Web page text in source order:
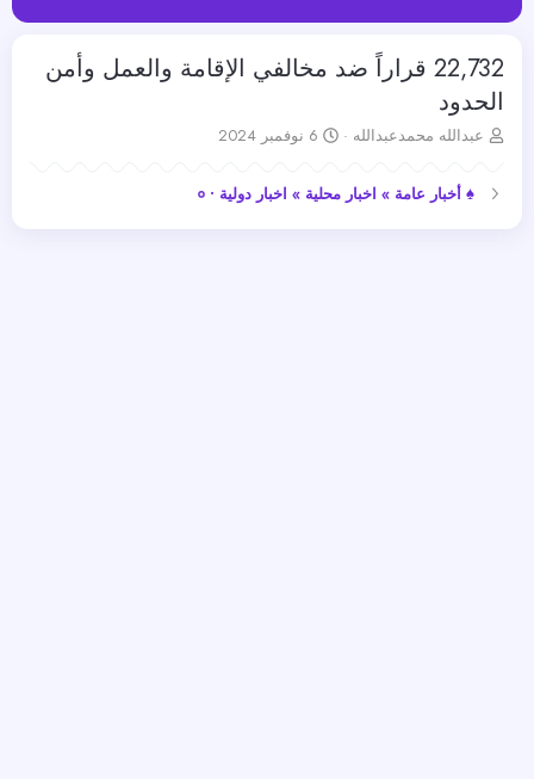
22,732 قراراً ضد مخالفي الإقامة والعمل وأمن
الحدود
ب
ئ
عبدالله محمدعبدالله
ت
ي
6 نوفمبر 2024
♠ أخبار عامة » اخبار محلية » اخبار دولية • ०